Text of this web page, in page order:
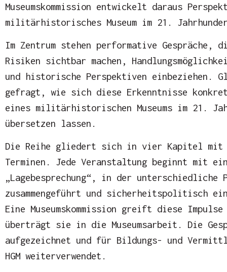
Museumskommission entwickelt daraus
militärhistorisches Museum im 21.
Im Zentrum stehen performative Gespräche,
Risiken sichtbar machen,
und historische Perspektiven einbeziehen.
gefragt, wie sich diese Erkenntnisse
eines militärhistorischen Museums im 21.
übersetzen lassen.
Die Reihe gliedert sich in vier Kapitel
Terminen. Jede Veranstaltung beginnt mit
„Lagebesprechung“, in der unterschiedliche
zusammengeführt und sicherheitspolitisch
Eine Museumskommission greift diese
überträgt sie in die Museumsarbeit. Die
aufgezeichnet und für Bildungs- und
HGM weiterverwendet.